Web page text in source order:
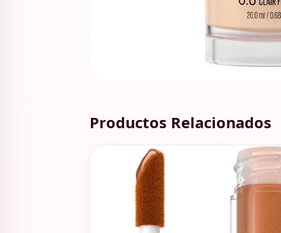
Productos Relacionados